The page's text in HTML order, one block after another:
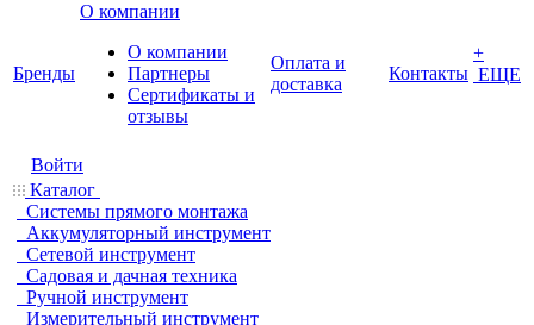
Бренды
О компании
О компании
Партнеры
Cертификаты и
отзывы
Оплата и
доставка
Контакты
+
ЕЩЕ
Войти
Каталог
Системы прямого монтажа
Аккумуляторный инструмент
Сетевой инструмент
Садовая и дачная техника
Ручной инструмент
Измерительный инструмент